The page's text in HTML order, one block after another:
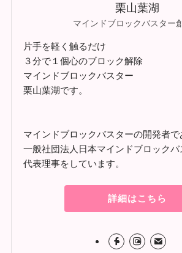
栗山葉湖
マインドブロックバスター
片手を軽く触るだけ
３分で１個心のブロック解除
マインドブロックバスター
栗山葉湖です。
マインドブロックバスターの開発者で
一般社団法人日本マインドブロックバ
代表理事をしています。
詳細はこちら